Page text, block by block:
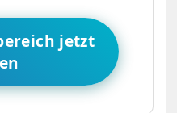
jetzt